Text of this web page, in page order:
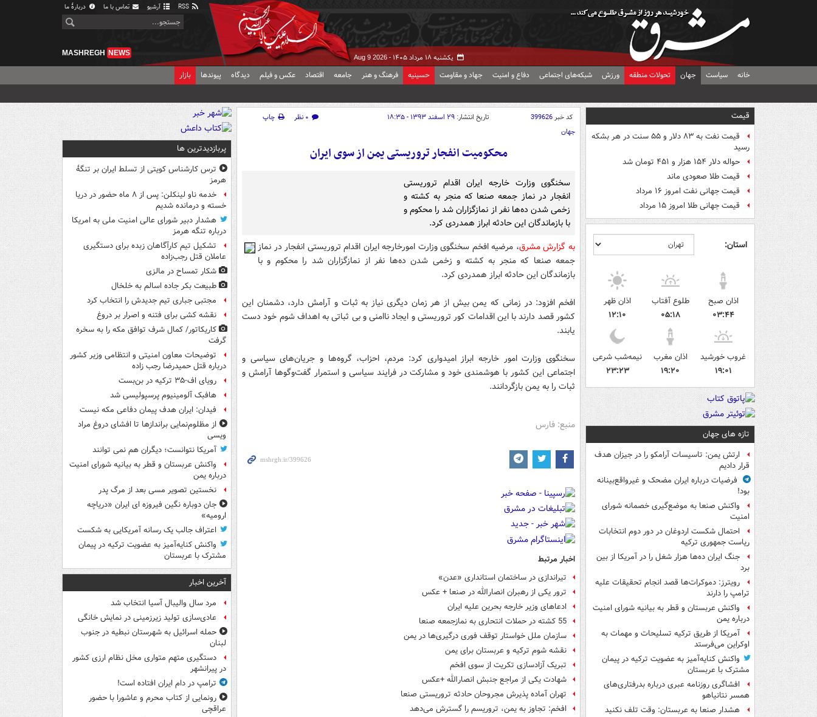
آرشیو تماس با ما دربارهٔ ما
یکشنبه ۱۸ مرداد ۱۴۰۵ - Aug 9 2026
MASHREGH NEWS
خانه سیاست جهان تحولات منطقه ورزش شبکه‌های اجتماعی دفاع و امنیت جهاد و مقاومت حسینیه فرهنگ و هنر جامعه اقتصاد عکس و فیلم دیدگاه پیوندها بازار
قیمت
قیمت نفت به ۸۳ دلار و ۵۵ سنت در هر بشکه
رسید
حواله دلار ۱۵۴ هزار و ۴۵۱ تومان شد
قیمت طلا صعودی ماند
قیمت جهانی نفت امروز ۱۶ مرداد
قیمت جهانی طلا امروز ۱۵ مرداد
استان:
اذان صبح
۰۳:۴۴
طلوع آفتاب
۰۵:۱۸
اذان ظهر
۱۲:۱۰
غروب خورشید
۱۹:۰۱
اذان مغرب
۱۹:۲۰
نیمه‌شب شرعی
۲۳:۲۳
تازه های جهان
ارتش یمن: تاسیسات آرامکو را در جیزان هدف
قرار دادیم
فرضیات درباره ایران مضحک و غیرواقع‌بینانه
بود!
واکنش صنعا به موضع‌گیری خصمانه شورای
امنیت
احتمال شکست اردوغان در دور دوم انتخابات
ریاست جمهوری ترکیه
جنگ ایران ده‌ها هزار شغل را در آمریکا از بین
برد
رویترز: دموکرات‌ها قصد انجام تحقیقات علیه
ترامپ را دارند
واکنش عربستان و قطر به بیانیه شورای امنیت
درباره یمن
آمریکا از طریق ترکیه تسلیحات و مهمات به
اوکراین می‌فرستد
واکنش کنایه‌آمیز به عضویت ترکیه در پیمان
مشترک با عربستان
افشاگری روزنامه عبری درباره بدرفتاری‌های
همسر نتانیاهو
هشدار صنعا به عربستان: وقت تلف نکنید
کد خبر399626 تاریخ انتشار: ۲۹ اسفند ۱۳۹۳ - ۱۸:۳۵ ۰ نظر
چاپ
جهان
محکومیت انفجار تروریستی یمن از سوی ایران
سخنگوی وزارت خارجه ایران اقدام تروریستی
انفجار در نماز جمعه صنعا که منجر به کشته و
زخمی شدن ده‌ها نفر از نمازگزاران شد را محکوم و
با بازماندگان این حادثه ابراز همدردی کرد.
به گزارش مشرق، مرضیه افخم سخنگوی وزارت امورخارجه ایران اقدام تروریستی انفجار در نماز
جمعه صنعا که منجر به کشته و زخمی شدن ده‌ها نفر از نمازگزاران شد را محکوم و با
بازماندگان این حادثه ابراز همدردی کرد.
افخم افزود: در زمانی که یمن بیش از هر زمان دیگری نیاز به ثبات و آرامش دارد، دشمنان این
کشور قصد دارند با این اقدامات کور تروریستی و ایجاد ناامنی و بی ثباتی به اهداف شوم خود دست
یابند.
سخنگوی وزارت امور خارجه ابراز امیدواری کرد: مردم، احزاب، گروه‌ها و جریان‌های سیاسی و
اجتماعی این کشور با هوشمندی خود و مشارکت در فرایند سیاسی و استمرار گفت‌وگوها آرامش و
ثبات را به یمن بازگردانند.
منبع: فارس
اخبار مرتبط
تیراندازی در ساختمان استانداری «عدن»
ترور یکی از رهبران انصارالله در صنعا + عکس
ادعاهای وزیر خارجه بحرین علیه ایران
55 کشته در حملات انتحاری به نمازجمعه صنعا
سازمان ملل خواستار توقف فوری درگیری‌ها در یمن
نقشه شوم ترکیه و عربستان برای یمن
تبریک آزادسازی تکریت از سوی افخم
شهادت یکی از مراجع جنبش انصارالله +عکس
تهران آماده پذیرش مجروحان حادثه تروریستی صنعا
افخم: تجاوز به یمن، تروریسم را گسترش می‌دهد
پربازدیدترین ها
ترس کارشناس کویتی از تسلط ایران بر تنگۀ
هرمز
خدمه ناو لینکلن: پس از ۸ ماه حضور در دریا
خسته و درمانده‌ شدیم
هشدار دبیر شورای عالی امنیت ملی به امریکا
درباره تنگه هرمز
تشکیل تیم کارآگاهان زبده برای دستگیری
عاملان قتل رجب‌زاده
شکار تمساح در مالزی
طبیعت بکر جاده اسالم به خلخال
مجتبی جباری تیم جدیدش را انتخاب کرد
نقشه کشی برای فتنه و اصرار بر دروغ
کاریکاتور/ کمال شرف توافق مکه را به سخره
گرفت
توضیحات معاون امنیتی و انتظامی وزیر کشور
درباره قتل حمیدرضا رجب زاده
رویای اف-۳۵ ترکیه در بن‌بست
هافبک آلومینیوم پرسپولیسی شد
فیدان: ایران هدف پیمان دفاعی مکه نیست
از مظلوم‌نمایی براندازها تا افشای دروغ مراد
ویسی
آمریکا نتوانست؛ دیگران هم نمی توانند
واکنش عربستان و قطر به بیانیه شورای امنیت
درباره یمن
نخستین تصویر مسی بعد از مرگ پدر
جان دوباره نگین فیروزه ای ایران «دریاچه
ارومیه»
اعتراف جالب یک رسانه آمریکایی به شکست
واکنش کنایه‌آمیز به عضویت ترکیه در پیمان
مشترک با عربستان
آخرین اخبار
مرد سال والیبال آسیا انتخاب شد
عادی‌سازی تولید زیرزمینی در نمایش خانگی
حمله اسرائیل به شهرستان نبطیه در جنوب
لبنان
دستگیری متهم متواری مخل نظام ارزی کشور
در پیرانشهر
ترامپ در دام ایران افتاده است!
رونمایی از کتاب محرم و عاشورا با حضور
عراقچی